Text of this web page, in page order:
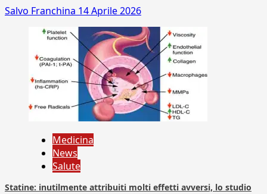
Salvo Franchina 14 Aprile 2026
Medicina
News
Salute
Statine: inutilmente attribuiti molti effetti avversi, lo studio